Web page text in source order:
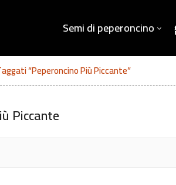
Semi di peperoncino
“peperoncino Più Piccante”
Piccante